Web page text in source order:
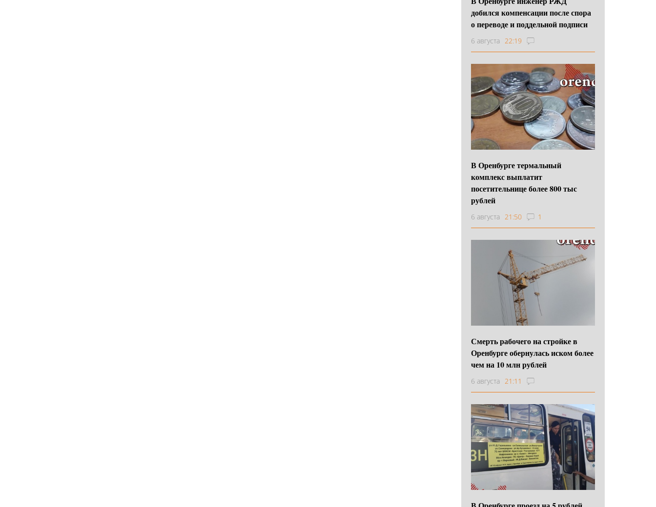
добился компенсации после спора
о переводе и поддельной подписи
6 августа 22:19
В Оренбурге термальный
комплекс выплатит
посетительнице более 800 тыс
рублей
6 августа 21:50 1
Смерть рабочего на стройке в
Оренбурге обернулась иском более
чем на 10 млн рублей
6 августа 21:11